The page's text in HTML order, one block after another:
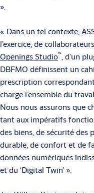
».
« Dans un tel contexte,
l’exercice, de
Openings Studio™, d’un
DBFMO définissent un
prescription
charge l’ensemble du
Nous nous assurons que
tant aux impéra­tifs
des biens, de sécurité des
durable, de confort et de
données numériques
et du ‘Digital Twin’ ».